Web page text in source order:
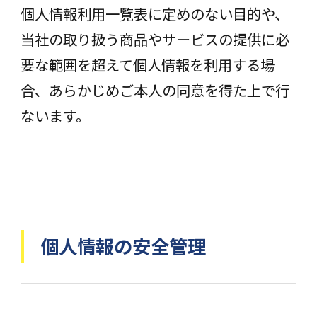
個人情報利用一覧表に定めのない目的や、
当社の取り扱う商品やサービスの提供に必
要な範囲を超えて個人情報を利用する場
合、あらかじめご本人の同意を得た上で行
ないます。
個人情報の安全管理